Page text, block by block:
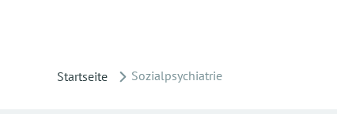
Startseite Sozialpsychiatrie